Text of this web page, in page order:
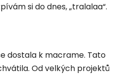
si do dnes, „tralalaa“.
dostala k macrame. Tato
Od velkých projektů